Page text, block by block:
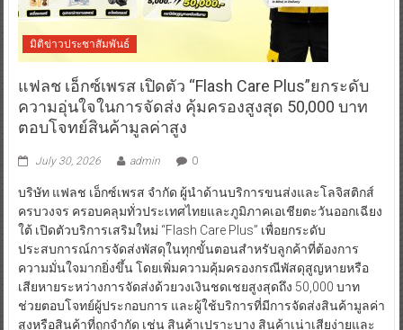
มิติข่าวประชาสัมพันธ์
แฟลช เอ็กซ์เพรส เปิดตัว “Flash Care Plus”ยกระดับ
ความอุ่นใจในการจัดส่ง คุ้มครองสูงสุด 50,000 บาท
ตอบโจทย์สินค้ามูลค่าสูง
July 30, 2026 admin 0
บริษัท แฟลช เอ็กซ์เพรส จำกัด ผู้นำด้านบริการขนส่งและโลจิสติกส์
ครบวงจร ครอบคลุมทั่วประเทศไทยและภูมิภาคเอเชียตะวันออกเฉียง
ใต้ เปิดตัวบริการเสริมใหม่ “Flash Care Plus” เพื่อยกระดับ
ประสบการณ์การจัดส่งพัสดุในทุกขั้นตอนสำหรับลูกค้าที่ต้องการ
ความมั่นใจมากยิ่งขึ้น โดยเพิ่มความคุ้มครองกรณีพัสดุสูญหายหรือ
เสียหายระหว่างการจัดส่งด้วยวงเงินชดเชยสูงสุดถึง 50,000 บาท
ช่วยตอบโจทย์ผู้ประกอบการ และผู้ใช้บริการที่มีการจัดส่งสินค้ามูลค่า
สูงหรือสินค้าที่ถูกจำกัด เช่น สินค้าเปราะบาง สินค้าเน่าเสียง่ายและ